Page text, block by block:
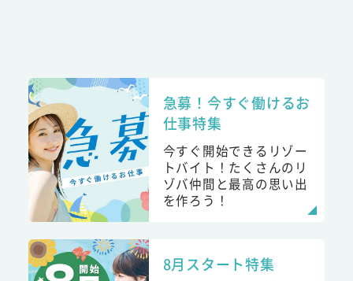
急募！今すぐ働けるお
仕事特集
今すぐ開始できるリゾー
トバイト！たくさんのリ
ゾバ仲間と最高の思い出
を作ろう！
8月スタート特集